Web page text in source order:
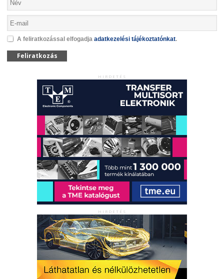
A feliratkozással elfogadja adatkezelési tájékoztatónkat.
Feliratkozás
HIRDETÉS
HIRDETÉS